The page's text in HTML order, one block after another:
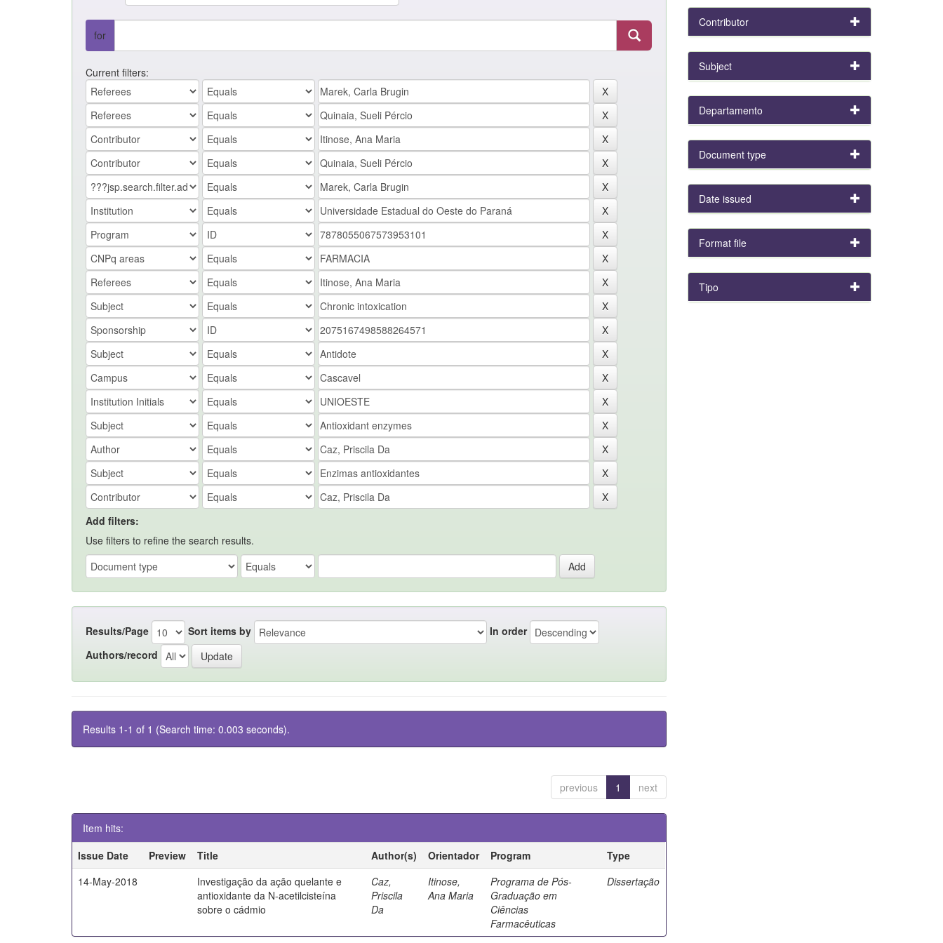
for
Current filters:
Add filters:
Use filters to refine the search results.
Results/Page Sort items by
In order
Authors/record
Results 1-1 of 1 (Search time: 0.003 seconds).
previous 1 next
Item hits:
Issue Date
Preview Title Author(s) Orientador Program
Type
14-May-2018
Investigação da ação quelante e
antioxidante da N-acetilcisteína
sobre o cádmio
Caz,
Priscila
Da
Itinose,
Ana Maria
Programa de Pós-
Graduação em
Ciências
Farmacêuticas
Dissertação
Contributor
Subject
Departamento
Document type
Date issued
Format file
Tipo